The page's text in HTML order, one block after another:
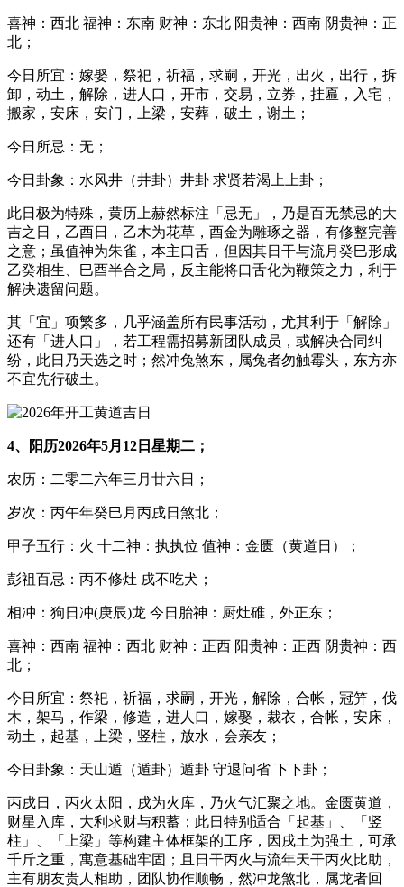
喜神：西北 福神：东南 财神：东北 阳贵神：西南 阴贵神：正
北；
今日所宜：嫁娶，祭祀，祈福，求嗣，开光，出火，出行，拆
卸，动土，解除，进人口，开市，交易，立券，挂匾，入宅，
搬家，安床，安门，上梁，安葬，破土，谢土；
今日所忌：无；
今日卦象：水风井（井卦）井卦 求贤若渴上上卦；
此日极为特殊，黄历上赫然标注「忌无」，乃是百无禁忌的大
吉之日，乙酉日，乙木为花草，酉金为雕琢之器，有修整完善
之意；虽值神为朱雀，本主口舌，但因其日干与流月癸巳形成
乙癸相生、巳酉半合之局，反主能将口舌化为鞭策之力，利于
解决遗留问题。
其「宜」项繁多，几乎涵盖所有民事活动，尤其利于「解除」
还有「进人口」，若工程需招募新团队成员，或解决合同纠
纷，此日乃天选之时；然冲兔煞东，属兔者勿触霉头，东方亦
不宜先行破土。
4、阳历2026年5月12日星期二；
农历：二零二六年三月廿六日；
岁次：丙午年癸巳月丙戌日煞北；
甲子五行：火 十二神：执执位 值神：金匮（黄道日）；
彭祖百忌：丙不修灶 戌不吃犬；
相冲：狗日冲(庚辰)龙 今日胎神：厨灶碓，外正东；
喜神：西南 福神：西北 财神：正西 阳贵神：正西 阴贵神：西
北；
今日所宜：祭祀，祈福，求嗣，开光，解除，合帐，冠笄，伐
木，架马，作梁，修造，进人口，嫁娶，裁衣，合帐，安床，
动土，起基，上梁，竖柱，放水，会亲友；
今日卦象：天山遁（遁卦）遁卦 守退问省 下下卦；
丙戌日，丙火太阳，戌为火库，乃火气汇聚之地。金匮黄道，
财星入库，大利求财与积蓄；此日特别适合「起基」、「竖
柱」、「上梁」等构建主体框架的工序，因戌土为强土，可承
千斤之重，寓意基础牢固；且日干丙火与流年天干丙火比助，
主有朋友贵人相助，团队协作顺畅，然冲龙煞北，属龙者回